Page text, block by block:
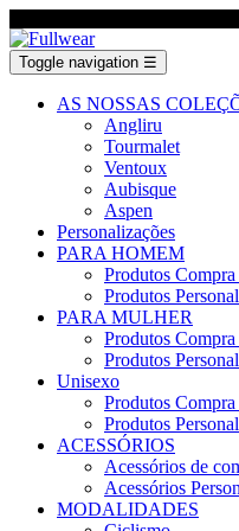
Toggle navigation ☰
AS NOSSAS
Angliru
Tourmalet
Ventoux
Aubisque
Aspen
Personalizações
PARA HOMEM
Produtos
Produtos
PARA MULHER
Produtos
Produtos
Unisexo
Produtos
Produtos
ACESSÓRIOS
Acessórios de
Acessórios
MODALIDADES